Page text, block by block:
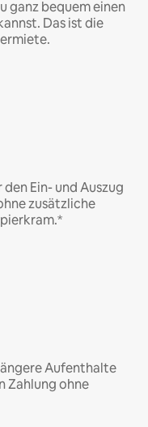
ganz bequem einen
Das ist die
Ein- und Auszug
zusätzliche
Aufenthalte
Zahlung ohne